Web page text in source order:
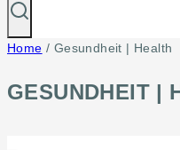
Home / Gesundheit | Health
GESUNDHEIT |